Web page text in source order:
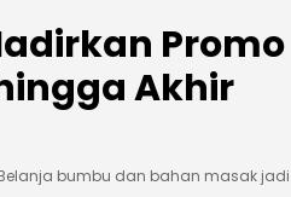
Promo
Akhir
bumbu dan bahan masak jadi